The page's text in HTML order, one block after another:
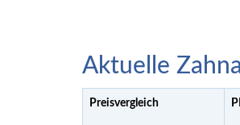
Aktuelle
Preisvergleich